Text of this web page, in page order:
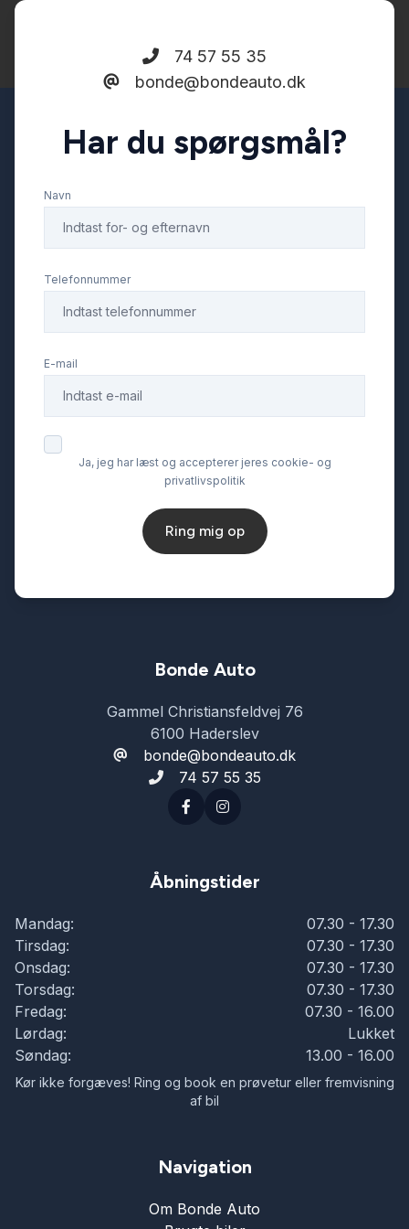
74 57 55 35
bonde@bondeauto.dk
Har du spørgsmål?
Navn
Telefonnummer
E-mail
Ja, jeg har læst og accepterer jeres cookie- og
privatlivspolitik
Ring mig op
Bonde Auto
Gammel Christiansfeldvej 76
6100 Haderslev
bonde@bondeauto.dk
74 57 55 35
Åbningstider
Mandag:
07.30 - 17.30
Tirsdag:
07.30 - 17.30
Onsdag:
07.30 - 17.30
Torsdag:
07.30 - 17.30
Fredag:
07.30 - 16.00
Lørdag:
Lukket
Søndag:
13.00 - 16.00
Kør ikke forgæves! Ring og book en prøvetur eller fremvisning
af bil
Navigation
Om Bonde Auto